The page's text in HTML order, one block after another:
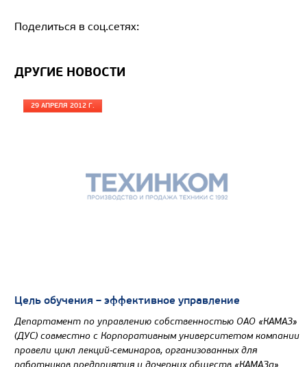
Производитель
Узнать цену
Поделиться в соц.сетях:
ДРУГИЕ НОВОСТИ
29 АПРЕЛЯ 2012 Г.
Цель обучения – эффективное управление
Департамент по управлению собственностью ОАО «КАМАЗ»
(ДУС) совместно с Корпоративным университетом компании
провели цикл лекций-семинаров, организованных для
работников предприятия и дочерних обществ «КАМАЗа».